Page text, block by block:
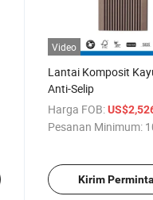
Video
Lantai Komposit
Anti-Selip
Harga FOB:
Pesanan Minimum:
Kirim